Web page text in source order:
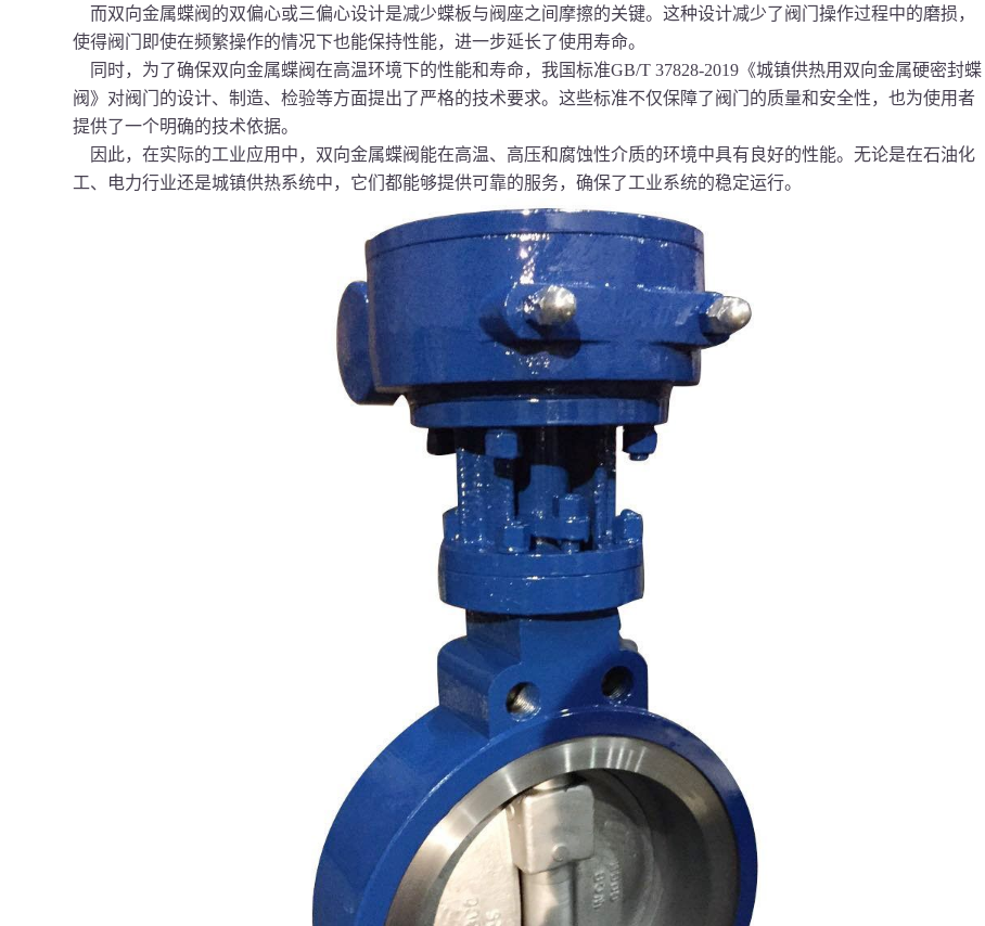
而双向金属蝶阀的双偏心或三偏心设计是减少蝶板与阀座之间摩擦的关键。这种设计减少了阀门操作过程中的磨损，
使得阀门即使在频繁操作的情况下也能保持性能，进一步延长了使用寿命。
同时，为了确保双向金属蝶阀在高温环境下的性能和寿命，我国标准GB/T 37828-2019《城镇供热用双向金属硬密封蝶
阀》对阀门的设计、制造、检验等方面提出了严格的技术要求。这些标准不仅保障了阀门的质量和安全性，也为使用者
提供了一个明确的技术依据。
因此，在实际的工业应用中，双向金属蝶阀能在高温、高压和腐蚀性介质的环境中具有良好的性能。无论是在石油化
工、电力行业还是城镇供热系统中，它们都能够提供可靠的服务，确保了工业系统的稳定运行。